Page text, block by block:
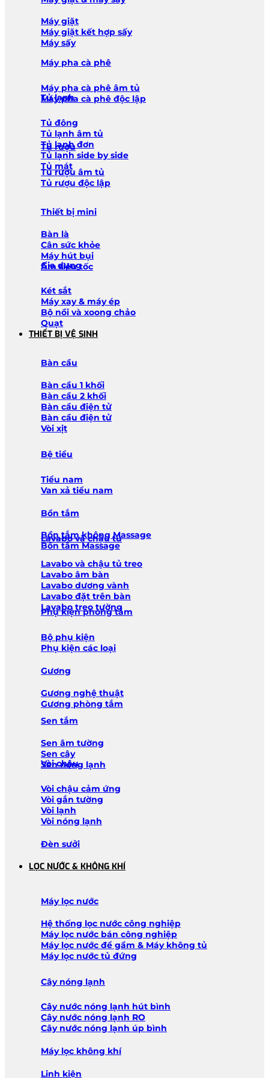
Máy giặt
Máy giặt kết hợp sấy
Máy sấy
Máy pha cà phê
Máy pha cà phê âm tủ
Máy pha cà phê độc lập
Tủ lạnh
Tủ đông
Tủ lạnh âm tủ
Tủ lạnh đơn
Tủ lạnh side by side
Tủ mát
Tủ rượu
Tủ rượu âm tủ
Tủ rượu độc lập
Thiết bị mini
Bàn là
Cân sức khỏe
Máy hút bụi
Ấm siêu tốc
Gia dụng
Két sắt
Máy xay & máy ép
Bộ nồi và xoong chảo
Quạt
THIẾT BỊ VỆ SINH
Bàn cầu
Bàn cầu 1 khối
Bàn cầu 2 khối
Bàn cầu điện tử
Bàn cầu điện tử
Vòi xịt
Bệ tiểu
Tiểu nam
Van xả tiểu nam
Bồn tắm
Bồn tắm không Massage
Bồn tắm Massage
Lavabo và chậu tủ
Lavabo và chậu tủ treo
Lavabo âm bàn
Lavabo dương vành
Lavabo đặt trên bàn
Lavabo treo tường
Phụ kiện phòng tắm
Bộ phụ kiện
Phụ kiện các loại
Gương
Gương nghệ thuật
Gương phòng tắm
Sen tắm
Sen âm tường
Sen cây
Sen nóng lạnh
Vòi chậu
Vòi chậu cảm ứng
Vòi gắn tường
Vòi lạnh
Vòi nóng lạnh
Đèn sưởi
LỌC NƯỚC & KHÔNG KHÍ
Máy lọc nước
Hệ thống lọc nước công nghiệp
Máy lọc nước bán công nghiệp
Máy lọc nước để gầm & Máy không tủ
Máy lọc nước tủ đứng
Cây nóng lạnh
Cây nước nóng lạnh hút bình
Cây nước nóng lạnh RO
Cây nước nóng lạnh úp bình
Máy lọc không khí
Linh kiện